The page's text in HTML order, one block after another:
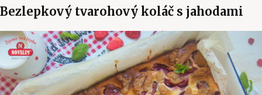
Bezlepkový tvarohový koláč s jahodami